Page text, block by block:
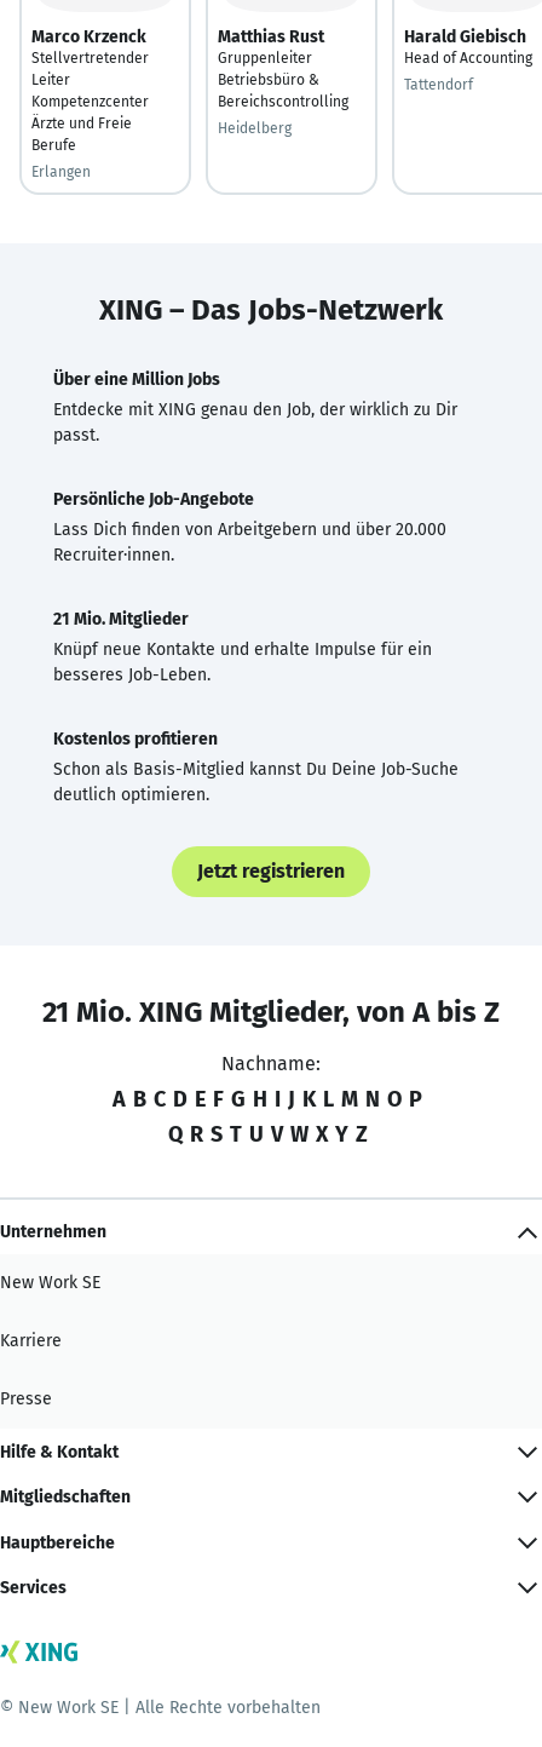
Marco Krzenck
Stellvertretender
Leiter
Kompetenzcenter
Ärzte und Freie
Berufe
Erlangen
Matthias Rust
Gruppenleiter
Betriebsbüro &
Bereichscontrolling
Heidelberg
Harald Giebisch
Head of Accounting
Tattendorf
XING – Das Jobs-Netzwerk
Über eine Million Jobs
Entdecke mit XING genau den Job, der wirklich zu Dir
passt.
Persönliche Job-Angebote
Lass Dich finden von Arbeitgebern und über 20.000
Recruiter·innen.
21 Mio. Mitglieder
Knüpf neue Kontakte und erhalte Impulse für ein
besseres Job-Leben.
Kostenlos profitieren
Schon als Basis-Mitglied kannst Du Deine Job-Suche
deutlich optimieren.
Jetzt registrieren
21 Mio. XING Mitglieder, von A bis Z
Nachname:
A B C D E F G H I J K L M N O P
Q R S T U V W X Y Z
Unternehmen
New Work SE
Karriere
Presse
Hilfe & Kontakt
Mitgliedschaften
Hauptbereiche
Services
© New Work SE | Alle Rechte vorbehalten